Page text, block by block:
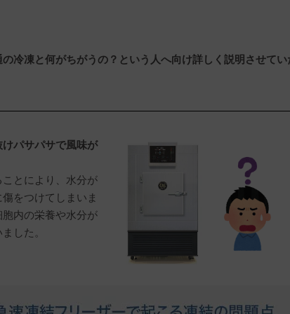
冷凍と何がちがうの？という人へ向け詳しく説明させてい
パサパサで風味が
とにより、水分が
をつけてしまいま
内の栄養や水分が
した。